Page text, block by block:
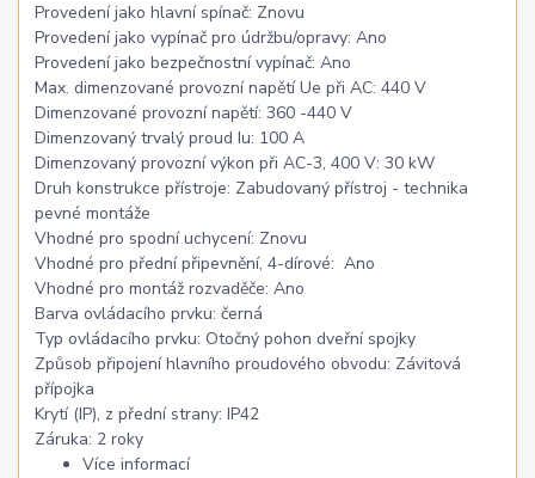
Provedení jako hlavní spínač: Znovu
Provedení jako vypínač pro údržbu/opravy:Ano
Provedení jako bezpečnostní vypínač:Ano
Max. dimenzované provozní napětí Ue při AC:440 V
Dimenzované provozní napětí:360 -440 V
Dimenzovaný trvalý proud Iu: 100 A
Dimenzovaný provozní výkon při AC-3, 400 V:30 kW
Druh konstrukce přístroje: Zabudovaný přístroj - technika
pevné montáže
Vhodné pro spodní uchycení: Znovu
Vhodné pro přední připevnění, 4-dírové:Ano
Vhodné pro montáž rozvaděče:Ano
Barva ovládacího prvku:černá
Typ ovládacího prvku: Otočný pohon dveřní spojky
Způsob připojení hlavního proudového obvodu: Závitová
přípojka
Krytí (IP), z přední strany:IP42
Záruka: 2 roky
Více informací